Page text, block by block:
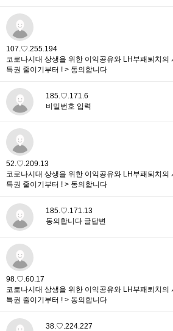
107.♡.255.194
코로나시대 상생을 위한 이익공유와 LH부패퇴치
특권 줄이기부터 ! > 동의합니다
185.♡.171.6
비밀번호 입력
52.♡.209.13
코로나시대 상생을 위한 이익공유와 LH부패퇴치
특권 줄이기부터 ! > 동의합니다
185.♡.171.13
동의합니다 글답변
98.♡.60.17
코로나시대 상생을 위한 이익공유와 LH부패퇴치
특권 줄이기부터 ! > 동의합니다
38.♡.224.227